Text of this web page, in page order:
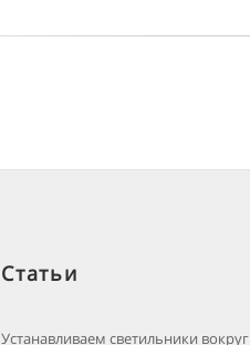
Статьи
Устанавливаем светильники вокруг